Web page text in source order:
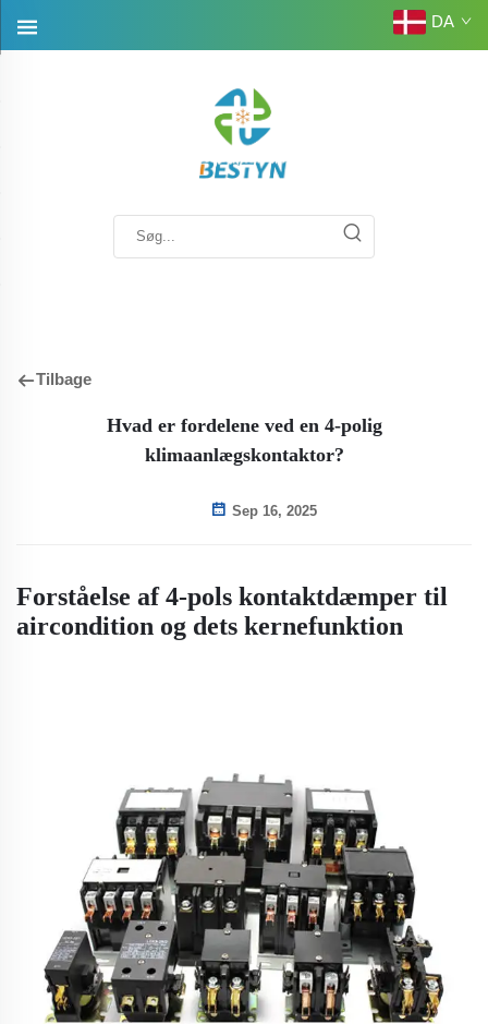
DA
Tilbage
Hvad er fordelene ved en 4-polig
klimaanlægskontaktor?
Sep 16, 2025
Forståelse af 4-pols kontaktdæmper til
aircondition og dets kernefunktion